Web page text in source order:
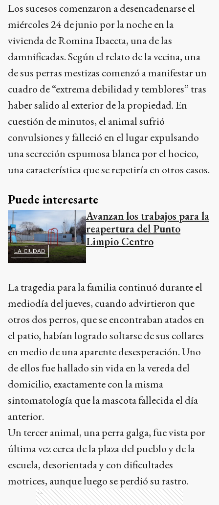
Los sucesos comenzaron a desencadenarse el
miércoles 24 de junio por la noche en la
vivienda de Romina Ibaecta, una de las
damnificadas. Según el relato de la vecina, una
de sus perras mestizas comenzó a manifestar un
cuadro de “extrema debilidad y temblores” tras
haber salido al exterior de la propiedad. En
cuestión de minutos, el animal sufrió
convulsiones y falleció en el lugar expulsando
una secreción espumosa blanca por el hocico,
una característica que se repetiría en otros casos.
Puede interesarte
LA CIUDAD
Avanzan los trabajos para la
reapertura del Punto
Limpio Centro
La tragedia para la familia continuó durante el
mediodía del jueves, cuando advirtieron que
otros dos perros, que se encontraban atados en
el patio, habían logrado soltarse de sus collares
en medio de una aparente desesperación. Uno
de ellos fue hallado sin vida en la vereda del
domicilio, exactamente con la misma
sintomatología que la mascota fallecida el día
anterior.
Un tercer animal, una perra galga, fue vista por
última vez cerca de la plaza del pueblo y de la
escuela, desorientada y con dificultades
motrices, aunque luego se perdió su rastro.
Ads